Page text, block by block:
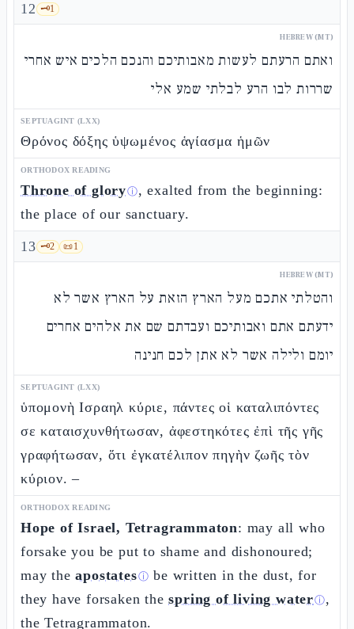
12 🗝️1
HEBREW (MT)
ואתם הרעתם לעשות מאבותיכם והנכם הלכים איש אחרי
שררות לבו הרע לבלתי שמע אלי
SEPTUAGINT (LXX)
Θρόνος δόξης ὑψωμένος ἁγίασμα ἡμῶν
ORTHODOX READING
Throne of gloryⓘ, exalted from the beginning:
the place of our sanctuary.
13 🗝️2 📜1
HEBREW (MT)
והטלתי אתכם מעל הארץ הזאת על הארץ אשר לא
ידעתם אתם ואבותיכם ועבדתם שם את אלהים אחרים
יומם ולילה אשר לא אתן לכם חנינה
SEPTUAGINT (LXX)
ὑπομονὴ Ισραηλ κύριε, πάντες οἱ καταλιπόντες
σε καταισχυνθήτωσαν, ἀφεστηκότες ἐπὶ τῆς γῆς
γραφήτωσαν, ὅτι ἐγκατέλιπον πηγὴν ζωῆς τὸν
κύριον. –
ORTHODOX READING
Hope of Israel, Tetragrammaton: may all who
forsake you be put to shame and dishonoured;
may theapostatesⓘ be written in the dust, for
they have forsaken thespring of living waterⓘ,
the Tetragrammaton.